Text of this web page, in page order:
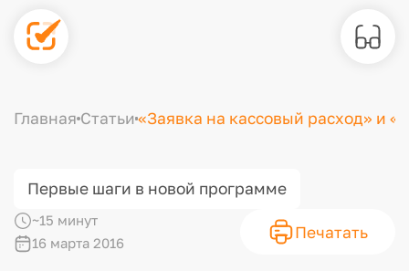
Главная Статьи «Заявка на кассовый расход» и
Первые шаги в новой программе
~15 минут
16 марта 2016
Печатать